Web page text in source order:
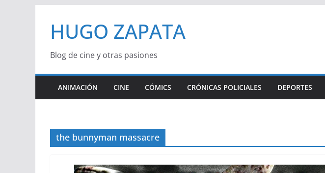
contenido
HUGO ZAPATA
Blog de cine y otras pasiones
ANIMACIÓN CINE CÓMICS CRÓNICAS POLICIALES DEPORTES
the bunnyman massacre